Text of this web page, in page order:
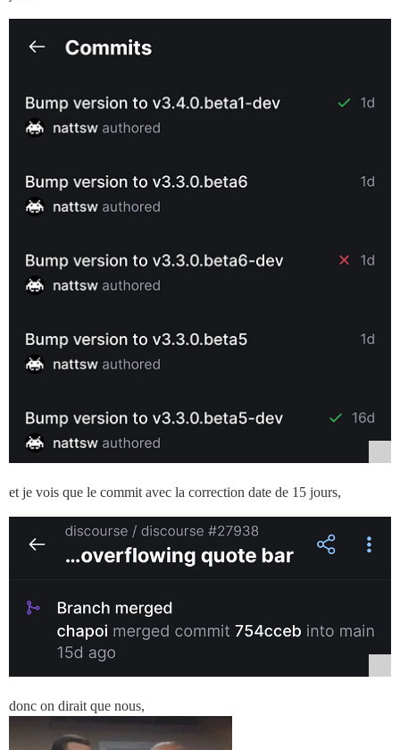
et je vois que le commit avec la correction date de 15 jours,
donc on dirait que nous,